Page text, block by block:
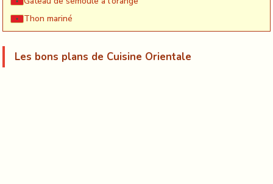
Thon mariné
Les bons plans de Cuisine Orientale